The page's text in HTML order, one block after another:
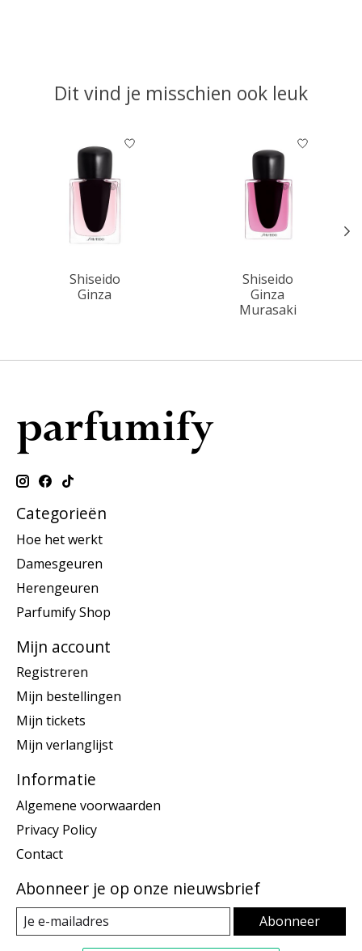
Dit vind je misschien ook leuk
Items van productcarrousel
Shiseido
Ginza
Shiseido
Ginza
Murasaki
Categorieën
Hoe het werkt
Damesgeuren
Herengeuren
Parfumify Shop
Mijn account
Registreren
Mijn bestellingen
Mijn tickets
Mijn verlanglijst
Informatie
Algemene voorwaarden
Privacy Policy
Contact
Abonneer je op onze nieuwsbrief
Abonneer